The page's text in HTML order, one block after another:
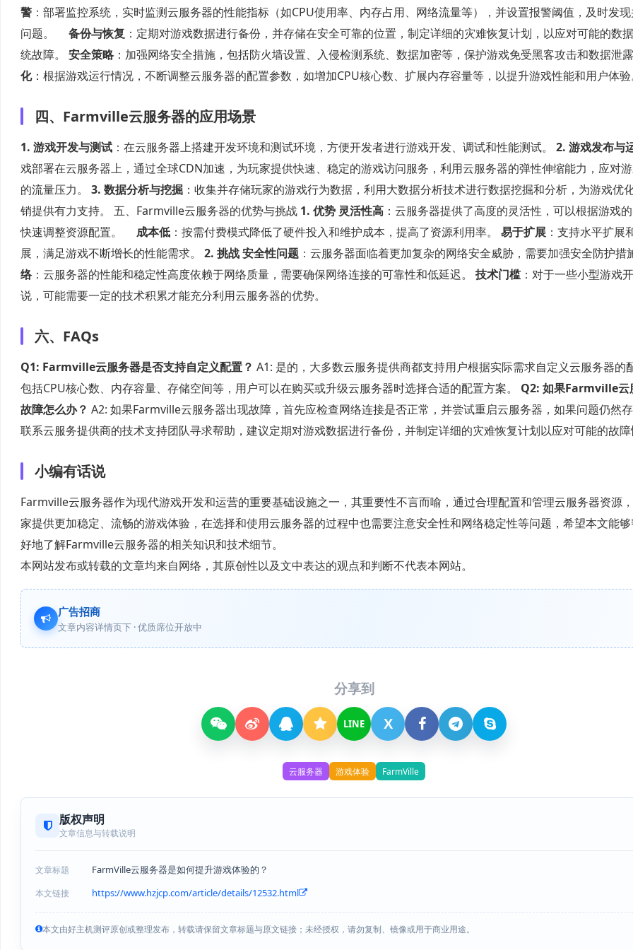
警 ：部署监控系统，实时监测云服务器的性能指标（如CPU使用率、内存占用、网络流量等），并设置报警阈值，及时发
问题。 备份与恢复 ：定期对游戏数据进行备份，并存储在安全可靠的位置，制定详细的灾难恢复计划，以应对可能的数
统故障。 安全策略：加强网络安全措施，包括防火墙设置、入侵检测系统、数据加密等，保护游戏免受黑客攻击和数据泄
化：根据游戏运行情况，不断调整云服务器的配置参数，如增加CPU核心数、扩展内存容量等，以提升游戏性能和用户体
四、Farmville云服务器的应用场景
1. 游戏开发与测试 ：在云服务器上搭建开发环境和测试环境，方便开发者进行游戏开发、调试和性能测试。 2. 游戏发布与
戏部署在云服务器上，通过全球CDN加速，为玩家提供快速、稳定的游戏访问服务，利用云服务器的弹性伸缩能力，应对
的流量压力。 3. 数据分析与挖掘 ：收集并存储玩家的游戏行为数据，利用大数据分析技术进行数据挖掘和分析，为游戏优
销提供有力支持。 五、Farmville云服务器的优势与挑战 1. 优势 灵活性高 ：云服务器提供了高度的灵活性，可以根据游戏
快速调整资源配置。 成本低 ：按需付费模式降低了硬件投入和维护成本，提高了资源利用率。 易于扩展 ：支持水平扩展
展，满足游戏不断增长的性能需求。 2. 挑战安全性问题 ：云服务器面临着更加复杂的网络安全威胁，需要加强安全防护措
络：云服务器的性能和稳定性高度依赖于网络质量，需要确保网络连接的可靠性和低延迟。 技术门槛：对于一些小型游戏
说，可能需要一定的技术积累才能充分利用云服务器的优势。
六、FAQs
Q1: Farmville云服务器是否支持自定义配置？ A1: 是的，大多数云服务提供商都支持用户根据实际需求自定义云服务器的
包括CPU核心数、内存容量、存储空间等，用户可以在购买或升级云服务器时选择合适的配置方案。 Q2: 如果Farmville云
故障怎么办？ A2: 如果Farmville云服务器出现故障，首先应检查网络连接是否正常，并尝试重启云服务器，如果问题仍然
联系云服务提供商的技术支持团队寻求帮助，建议定期对游戏数据进行备份，并制定详细的灾难恢复计划以应对可能的故
小编有话说
Farmville云服务器作为现代游戏开发和运营的重要基础设施之一，其重要性不言而喻，通过合理配置和管理云服务器资源
家提供更加稳定、流畅的游戏体验，在选择和使用云服务器的过程中也需要注意安全性和网络稳定性等问题，希望本文能
好地了解Farmville云服务器的相关知识和技术细节。
本网站发布或转载的文章均来自网络，其原创性以及文中表达的观点和判断不代表本网站。
广告招商
文章内容详情页下 · 优质席位开放中
分享到
LINE X
云服务器 游戏体验 FarmVille
版权声明
文章信息与转载说明
文章标题 FarmVille云服务器是如何提升游戏体验的？
本文链接 https://www.hzjcp.com/article/details/12532.html
本文由好主机测评原创或整理发布，转载请保留文章标题与原文链接；未经授权，请勿复制、镜像或用于商业用途。